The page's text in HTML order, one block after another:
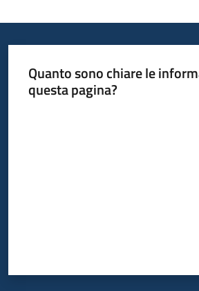
Quanto sono chiare le
questa pagina?